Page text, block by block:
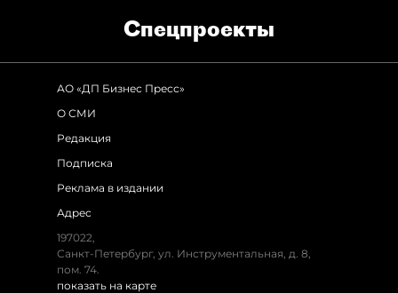
Спец­проекты
АО «ДП Бизнес Пресс»
О СМИ
Редакция
Подписка
Реклама в издании
Адрес
197022,
Санкт-Петербург, ул. Инструментальная, д. 8,
пом. 74.
показать на карте